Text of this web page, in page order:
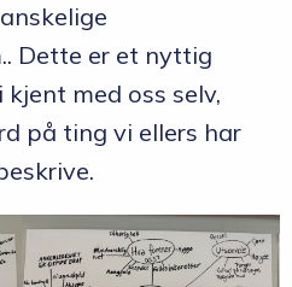
Dette er et nyttig
med oss selv,
på ting vi ellers har